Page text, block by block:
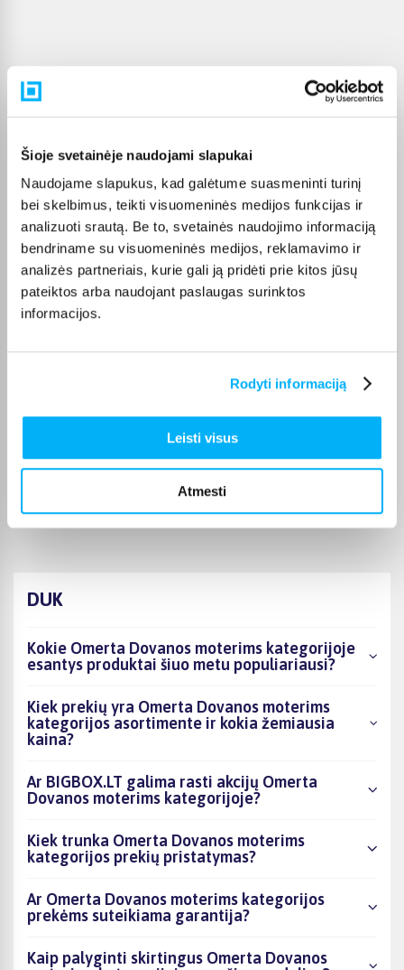
Šioje svetainėje naudojami slapukai
Naudojame slapukus, kad galėtume suasmeninti turinį
bei skelbimus, teikti visuomeninės medijos funkcijas ir
analizuoti srautą. Be to, svetainės naudojimo informaciją
bendriname su visuomeninės medijos, reklamavimo ir
analizės partneriais, kurie gali ją pridėti prie kitos jūsų
pateiktos arba naudojant paslaugas surinktos
informacijos.
Rodyti informaciją
Leisti visus
Atmesti
Pirkėjų atsiliepimai apie prekes
Patvirtintas pirkėjas
Mano patys mėgstamiausi kvepalai. Perku juos daug metų. Ačiū
Danutė G.
Patvirtintas pirkėjas
Puiki dovana darbui ir pramogai 🙂 Ačiū
Įvairūs kavos režimai – galimybė pasirinkti skirtingą stiprumą ir kiekį
Greitai pristatytas, puikus aparatas, lengvas valdymas plius skani kava
DUK
Kokie Omerta Dovanos moterims kategorijoje
esantys produktai šiuo metu populiariausi?
Kiek prekių yra Omerta Dovanos moterims
kategorijos asortimente ir kokia žemiausia
kaina?
Ar BIGBOX.LT galima rasti akcijų Omerta
Dovanos moterims kategorijoje?
Kiek trunka Omerta Dovanos moterims
kategorijos prekių pristatymas?
Ar Omerta Dovanos moterims kategorijos
prekėms suteikiama garantija?
Kaip palyginti skirtingus Omerta Dovanos